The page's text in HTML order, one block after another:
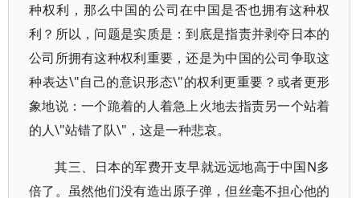
种权利，那么中国的公司在中国是否也拥有这种权
利？所以，问题是实质是：到底是指责并剥夺日本的
公司所拥有这种权利重要，还是为中国的公司争取这
种表达\"自己的意识形态\"的权利更重要？或者更形
象地说：一个跪着的人着急上火地去指责另一个站着
的人\"站错了队\"，这是一种悲哀。
其三、日本的军费开支早就远远地高于中国N多
倍了。虽然他们没有造出原子弹，但丝毫不担心他的